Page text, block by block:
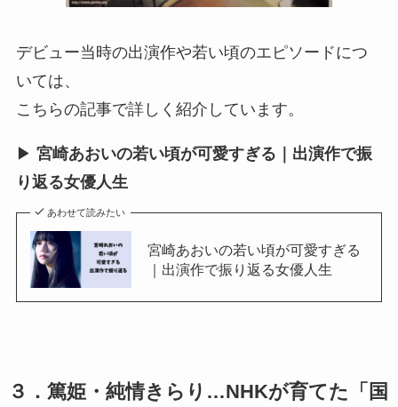
デビュー当時の出演作や若い頃のエピソードにつ
いては、
こちらの記事で詳しく紹介しています。
▶ 宮崎あおいの若い頃が可愛すぎる｜出演作で振
り返る女優人生
あわせて読みたい
宮崎あおいの若い頃が可愛すぎる
｜出演作で振り返る女優人生
３．篤姫・純情きらり…NHKが育てた「国